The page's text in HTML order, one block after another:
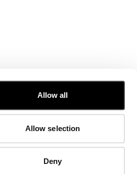
Allow all
Allow selection
Deny
CLIENTÈLE